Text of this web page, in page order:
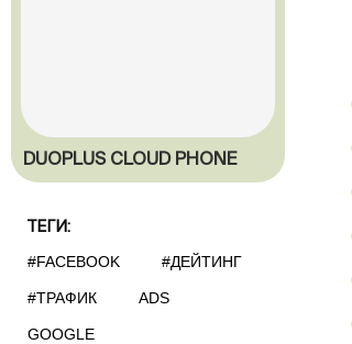
DUOPLUS CLOUD PHONE
ТЕГИ:
#FACEBOOK
#ДЕЙТИНГ
#ТРАФИК ADS
GOOGLE